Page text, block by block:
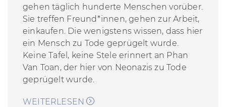
gehen täglich hunderte Menschen vorüber.
Sie treffen Freund*innen, gehen zur Arbeit,
einkaufen. Die wenigstens wissen, dass hier
ein Mensch zu Tode geprügelt wurde.
Keine Tafel, keine Stele erinnert an Phan
Van Toan, der hier von Neonazis zu Tode
geprügelt wurde.
WEITERLESEN